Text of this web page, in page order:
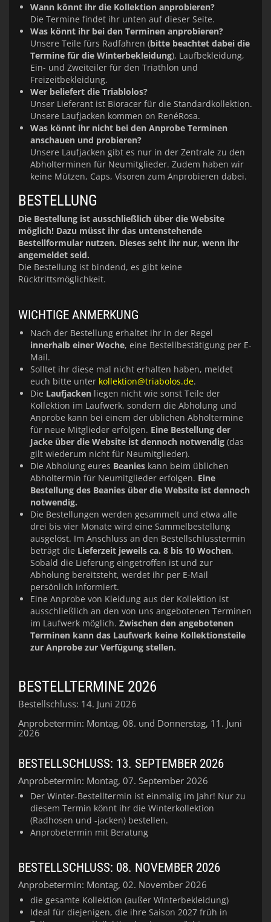
Wann könnt ihr die Kollektion anprobieren?
Die Termine findet ihr unten auf dieser Seite.
Was könnt ihr bei den Terminen anprobieren?
Unsere Teile fürs Radfahren (bitte beachtet dabei die
Termine für die Winterbekleidung), Laufbekleidung,
Ein- und Zweiteiler für den Triathlon und
Freizeitbekleidung.
Wer beliefert die Triablolos?
Unser Lieferant ist Bioracer für die Standardkollektion.
Unsere Laufjacken kommen on RenéRosa.
Was könnt ihr nicht bei den Anprobe Terminen
anschauen und probieren?
Unsere Laufjacken gibt es nur in der Zentrale zu den
Abholterminen für Neumitglieder. Zudem haben wir
keine Mützen, Caps, Visoren zum Anprobieren dabei.
BESTELLUNG
Die Bestellung ist ausschließlich über die Website
möglich! Dazu müsst ihr das untenstehende
Bestellformular nutzen. Dieses seht ihr nur, wenn ihr
angemeldet seid.
Die Bestellung ist bindend, es gibt keine
Rücktrittsmöglichkeit.
WICHTIGE ANMERKUNG
Nach der Bestellung erhaltet ihr in der Regel
innerhalb einer Woche, eine Bestellbestätigung per E-
Mail.
Solltet ihr diese mal nicht erhalten haben, meldet
euch bitte unter kollektion@triabolos.de.
Die Laufjacken liegen nicht wie sonst Teile der
Kollektion im Laufwerk, sondern die Abholung und
Anprobe kann bei einem der üblichen Abholtermine
für neue Mitglieder erfolgen. Eine Bestellung der
Jacke über die Website ist dennoch notwendig (das
gilt wiederum nicht für Neumitglieder).
Die Abholung eures Beanies kann beim üblichen
Abholtermin für Neumitglieder erfolgen. Eine
Bestellung des Beanies über die Website ist dennoch
notwendig.
Die Bestellungen werden gesammelt und etwa alle
drei bis vier Monate wird eine Sammelbestellung
ausgelöst. Im Anschluss an den Bestellschlusstermin
beträgt die Lieferzeit jeweils ca. 8 bis 10 Wochen.
Sobald die Lieferung eingetroffen ist und zur
Abholung bereitsteht, werdet ihr per E-Mail
persönlich informiert.
Eine Anprobe von Kleidung aus der Kollektion ist
ausschließlich an den von uns angebotenen Terminen
im Laufwerk möglich. Zwischen den angebotenen
Terminen kann das Laufwerk keine Kollektionsteile
zur Anprobe zur Verfügung stellen.
BESTELLTERMINE 2026
Bestellschluss: 14. Juni 2026
Anprobetermin: Montag, 08. und Donnerstag, 11. Juni
2026
BESTELLSCHLUSS: 13. SEPTEMBER 2026
Anprobetermin: Montag, 07. September 2026
Der Winter-Bestelltermin ist einmalig im Jahr! Nur zu
diesem Termin könnt ihr die Winterkollektion
(Radhosen und -jacken) bestellen.
Anprobetermin mit Beratung
BESTELLSCHLUSS: 08. NOVEMBER 2026
Anprobetermin: Montag, 02. November 2026
die gesamte Kollektion (außer Winterbekleidung)
Ideal für diejenigen, die ihre Saison 2027 früh in